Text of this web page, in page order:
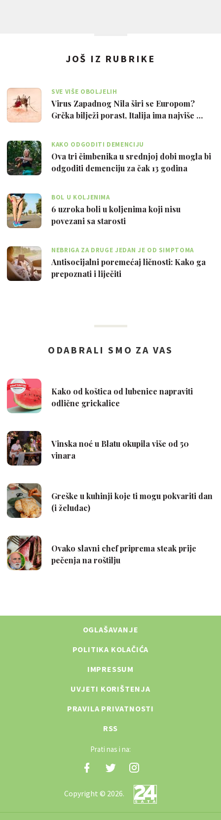
JOŠ IZ RUBRIKE
SVE VIŠE OBOLJELIH
Virus Zapadnog Nila širi se Europom?
Grčka bilježi porast, Italija ima najviše …
KAKO ODGODITI DEMENCIJU
Ova tri čimbenika u srednjoj dobi mogla bi
odgoditi demenciju za čak 13 godina
BOL U KOLJENIMA
6 uzroka boli u koljenima koji nisu
povezani sa starosti
NEBRIGA ZA DRUGE JEDAN JE OD SIMPTOMA
Antisocijalni poremećaj ličnosti: Kako ga
prepoznati i liječiti
OGLAŠAVANJE
POLITIKA KOLAČIĆA
IMPRESSUM
UVJETI KORIŠTENJA
PRAVILA PRIVATNOSTI
RSS
Prati nas i na:
Copyright © 2026.